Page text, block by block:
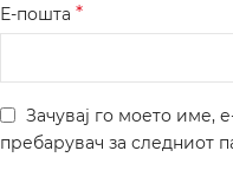
Е-пошта *
Зачувај го моето име,
пребарувач за следниот